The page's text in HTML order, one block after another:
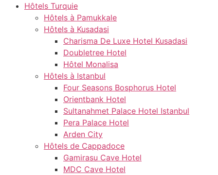
Hôtels Turquie
Hôtels à Pamukkale
Hôtels à Kusadasi
Charisma De Luxe Hotel Kusadasi
Doubletree Hotel
Hôtel Monalisa
Hôtels à Istanbul
Four Seasons Bosphorus Hotel
Orientbank Hotel
Sultanahmet Palace Hotel Istanbul
Pera Palace Hotel
Arden City
Hôtels de Cappadoce
Gamirasu Cave Hotel
MDC Cave Hotel